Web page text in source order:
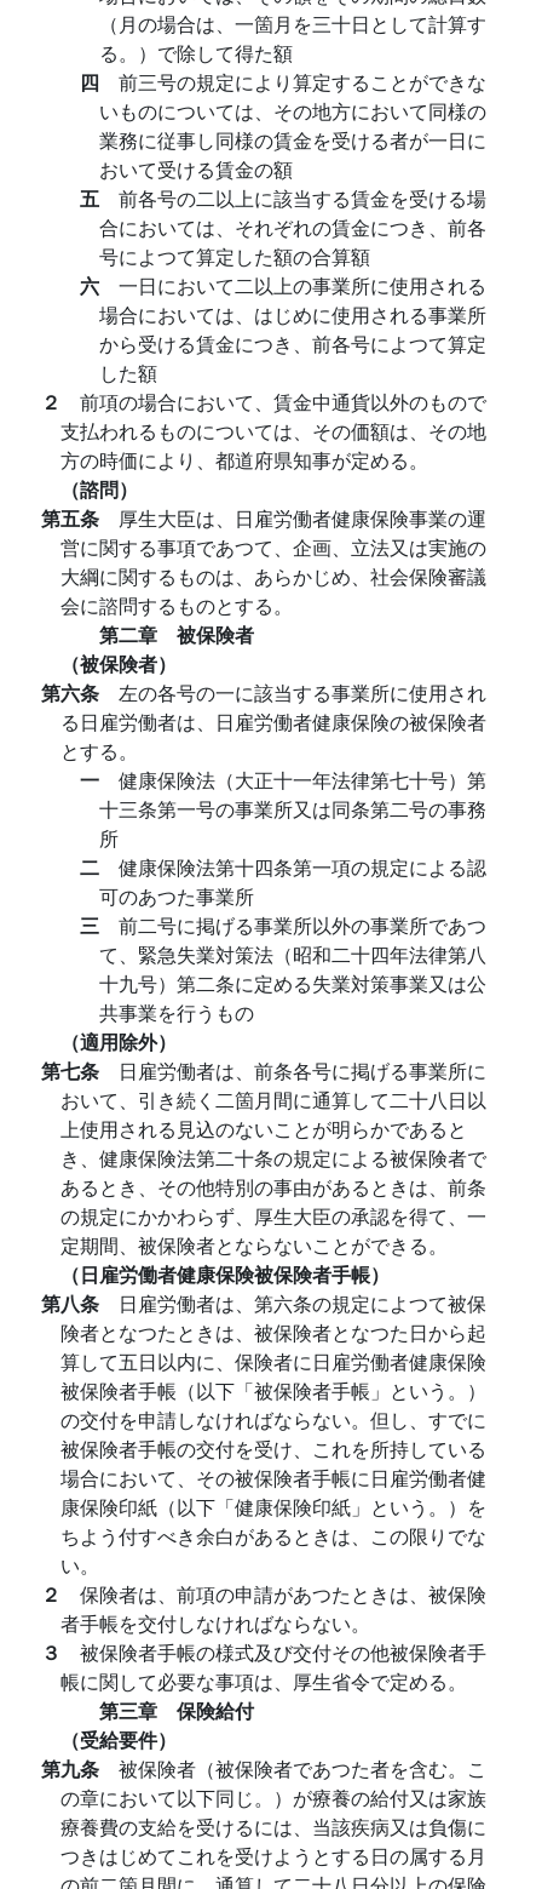
（月の場合は、一箇月を三十日として計算す
る。）で除して得た額
四 前三号の規定により算定することができな
いものについては、その地方において同様の
業務に従事し同様の賃金を受ける者が一日に
おいて受ける賃金の額
五 前各号の二以上に該当する賃金を受ける場
合においては、それぞれの賃金につき、前各
号によつて算定した額の合算額
六 一日において二以上の事業所に使用される
場合においては、はじめに使用される事業所
から受ける賃金につき、前各号によつて算定
した額
２ 前項の場合において、賃金中通貨以外のもので
支払われるものについては、その価額は、その地
方の時価により、都道府県知事が定める。
（諮問）
第五条 厚生大臣は、日雇労働者健康保険事業の運
営に関する事項であつて、企画、立法又は実施の
大綱に関するものは、あらかじめ、社会保険審議
会に諮問するものとする。
第二章 被保険者
（被保険者）
第六条 左の各号の一に該当する事業所に使用され
る日雇労働者は、日雇労働者健康保険の被保険者
とする。
一 健康保険法（大正十一年法律第七十号）第
十三条第一号の事業所又は同条第二号の事務
所
二 健康保険法第十四条第一項の規定による認
可のあつた事業所
三 前二号に掲げる事業所以外の事業所であつ
て、緊急失業対策法（昭和二十四年法律第八
十九号）第二条に定める失業対策事業又は公
共事業を行うもの
（適用除外）
第七条 日雇労働者は、前条各号に掲げる事業所に
おいて、引き続く二箇月間に通算して二十八日以
上使用される見込のないことが明らかであると
き、健康保険法第二十条の規定による被保険者で
あるとき、その他特別の事由があるときは、前条
の規定にかかわらず、厚生大臣の承認を得て、一
定期間、被保険者とならないことができる。
（日雇労働者健康保険被保険者手帳）
第八条 日雇労働者は、第六条の規定によつて被保
険者となつたときは、被保険者となつた日から起
算して五日以内に、保険者に日雇労働者健康保険
被保険者手帳（以下「被保険者手帳」という。）
の交付を申請しなければならない。但し、すでに
被保険者手帳の交付を受け、これを所持している
場合において、その被保険者手帳に日雇労働者健
康保険印紙（以下「健康保険印紙」という。）を
ちよう付すべき余白があるときは、この限りでな
い。
２ 保険者は、前項の申請があつたときは、被保険
者手帳を交付しなければならない。
３ 被保険者手帳の様式及び交付その他被保険者手
帳に関して必要な事項は、厚生省令で定める。
第三章 保険給付
（受給要件）
第九条 被保険者（被保険者であつた者を含む。こ
の章において以下同じ。）が療養の給付又は家族
療養費の支給を受けるには、当該疾病又は負傷に
つきはじめてこれを受けようとする日の属する月